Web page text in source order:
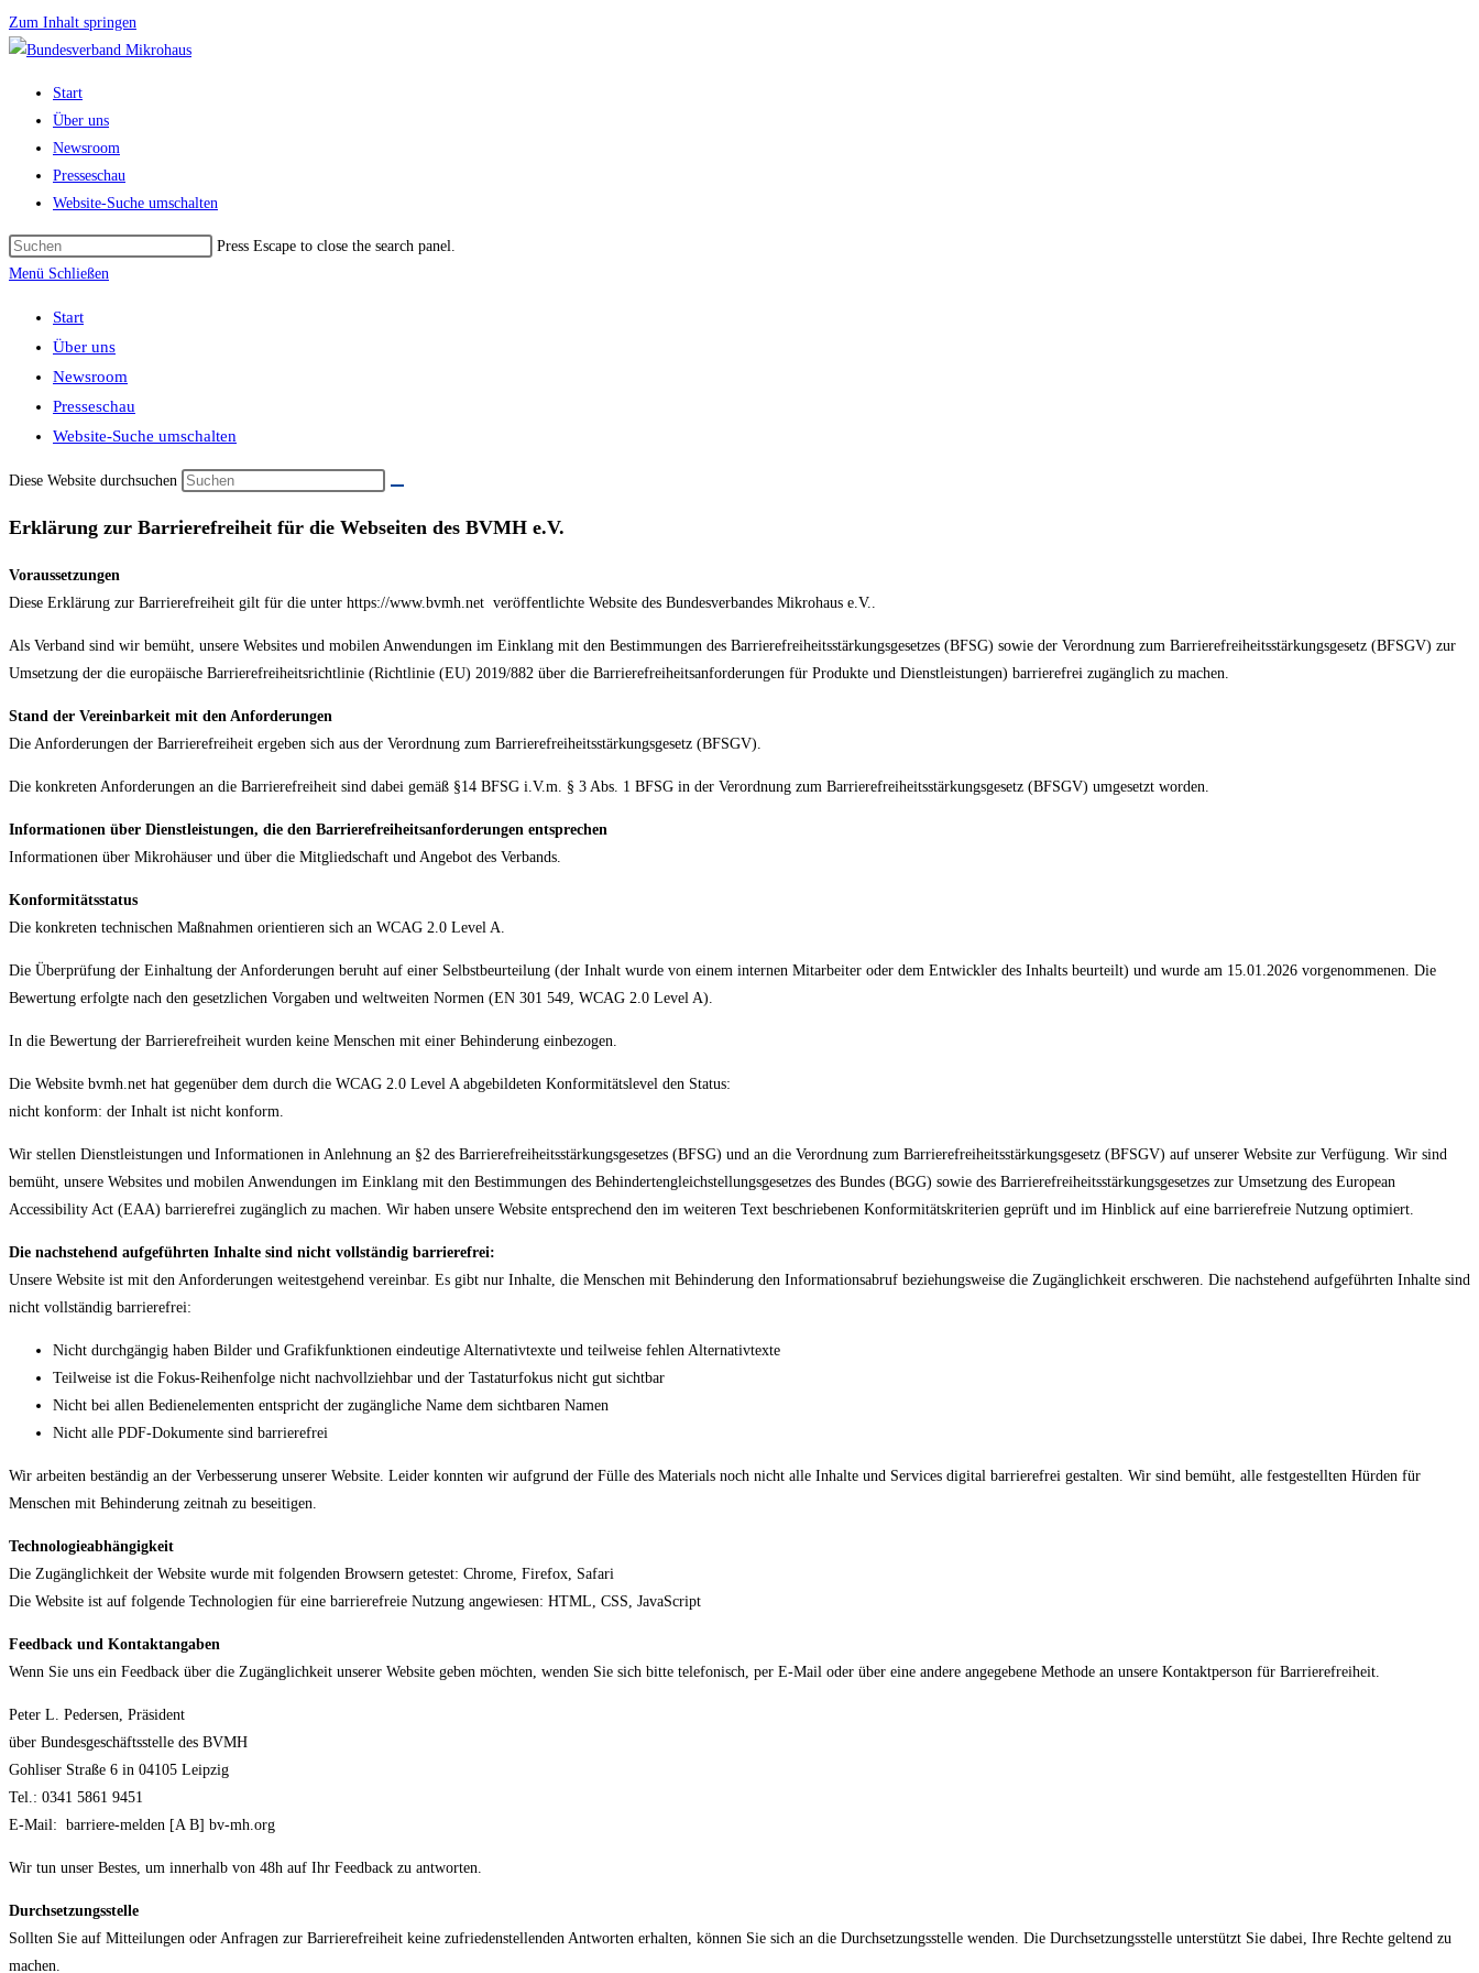
Zum Inhalt springen
Start
Über uns
Newsroom
Presseschau
Website-Suche umschalten
Press Escape to close the search panel.
Menü Schließen
Start
Über uns
Newsroom
Presseschau
Website-Suche umschalten
Diese Website durchsuchen
Erklärung zur Barrierefreiheit für die Webseiten des BVMH e.V.
Voraussetzungen
Diese Erklärung zur Barrierefreiheit gilt für die unter https://www.bvmh.net veröffentlichte Website des Bundesverbandes Mikrohaus e.V..
Als Verband sind wir bemüht, unsere Websites und mobilen Anwendungen im Einklang mit den Bestimmungen des Barrierefreiheitsstärkungsgesetzes (BFSG) sowie der Verordnung zum Barrierefreiheitsstärkungsgesetz (BFSGV) zur
Umsetzung der die europäische Barrierefreiheitsrichtlinie (Richtlinie (EU) 2019/882 über die Barrierefreiheitsanforderungen für Produkte und Dienstleistungen) barrierefrei zugänglich zu machen.
Stand der Vereinbarkeit mit den Anforderungen
Die Anforderungen der Barrierefreiheit ergeben sich aus der Verordnung zum Barrierefreiheitsstärkungsgesetz (BFSGV).
Die konkreten Anforderungen an die Barrierefreiheit sind dabei gemäß §14 BFSG i.V.m. § 3 Abs. 1 BFSG in der Verordnung zum Barrierefreiheitsstärkungsgesetz (BFSGV) umgesetzt worden.
Informationen über Dienstleistungen, die den Barrierefreiheitsanforderungen entsprechen
Informationen über Mikrohäuser und über die Mitgliedschaft und Angebot des Verbands.
Konformitätsstatus
Die konkreten technischen Maßnahmen orientieren sich an WCAG 2.0 Level A.
Die Überprüfung der Einhaltung der Anforderungen beruht auf einer Selbstbeurteilung (der Inhalt wurde von einem internen Mitarbeiter oder dem Entwickler des Inhalts beurteilt) und wurde am 15.01.2026 vorgenommenen. Die
Bewertung erfolgte nach den gesetzlichen Vorgaben und weltweiten Normen (EN 301 549, WCAG 2.0 Level A).
In die Bewertung der Barrierefreiheit wurden keine Menschen mit einer Behinderung einbezogen.
Die Website bvmh.net hat gegenüber dem durch die WCAG 2.0 Level A abgebildeten Konformitätslevel den Status:
nicht konform: der Inhalt ist nicht konform.
Wir stellen Dienstleistungen und Informationen in Anlehnung an §2 des Barrierefreiheitsstärkungsgesetzes (BFSG) und an die Verordnung zum Barrierefreiheitsstärkungsgesetz (BFSGV) auf unserer Website zur Verfügung. Wir sind
bemüht, unsere Websites und mobilen Anwendungen im Einklang mit den Bestimmungen des Behindertengleichstellungsgesetzes des Bundes (BGG) sowie des Barrierefreiheitsstärkungsgesetzes zur Umsetzung des European
Accessibility Act (EAA) barrierefrei zugänglich zu machen. Wir haben unsere Website entsprechend den im weiteren Text beschriebenen Konformitätskriterien geprüft und im Hinblick auf eine barrierefreie Nutzung optimiert.
Die nachstehend aufgeführten Inhalte sind nicht vollständig barrierefrei:
Unsere Website ist mit den Anforderungen weitestgehend vereinbar. Es gibt nur Inhalte, die Menschen mit Behinderung den Informationsabruf beziehungsweise die Zugänglichkeit erschweren. Die nachstehend aufgeführten Inhalte sind
nicht vollständig barrierefrei:
Nicht durchgängig haben Bilder und Grafikfunktionen eindeutige Alternativtexte und teilweise fehlen Alternativtexte
Teilweise ist die Fokus-Reihenfolge nicht nachvollziehbar und der Tastaturfokus nicht gut sichtbar
Nicht bei allen Bedienelementen entspricht der zugängliche Name dem sichtbaren Namen
Nicht alle PDF-Dokumente sind barrierefrei
Wir arbeiten beständig an der Verbesserung unserer Website. Leider konnten wir aufgrund der Fülle des Materials noch nicht alle Inhalte und Services digital barrierefrei gestalten. Wir sind bemüht, alle festgestellten Hürden für
Menschen mit Behinderung zeitnah zu beseitigen.
Technologieabhängigkeit
Die Zugänglichkeit der Website wurde mit folgenden Browsern getestet: Chrome, Firefox, Safari
Die Website ist auf folgende Technologien für eine barrierefreie Nutzung angewiesen: HTML, CSS, JavaScript
Feedback und Kontaktangaben
Wenn Sie uns ein Feedback über die Zugänglichkeit unserer Website geben möchten, wenden Sie sich bitte telefonisch, per E-Mail oder über eine andere angegebene Methode an unsere Kontaktperson für Barrierefreiheit.
Peter L. Pedersen, Präsident
über Bundesgeschäftsstelle des BVMH
Gohliser Straße 6 in 04105 Leipzig
Tel.: 0341 5861 9451
E-Mail: barriere-melden [A B] bv-mh.org
Wir tun unser Bestes, um innerhalb von 48h auf Ihr Feedback zu antworten.
Durchsetzungsstelle
Sollten Sie auf Mitteilungen oder Anfragen zur Barrierefreiheit keine zufriedenstellenden Antworten erhalten, können Sie sich an die Durchsetzungsstelle wenden. Die Durchsetzungsstelle unterstützt Sie dabei, Ihre Rechte geltend zu
machen.